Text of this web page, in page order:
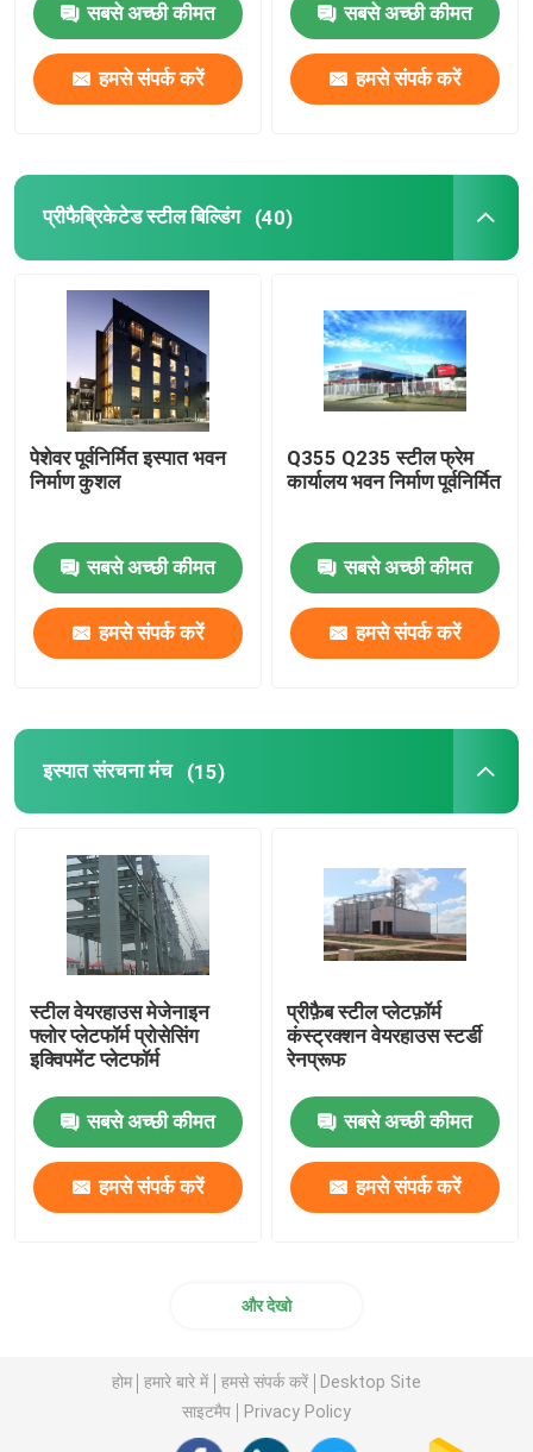
सबसे अच्छी कीमत
हमसे संपर्क करें
सबसे अच्छी कीमत
हमसे संपर्क करें
प्रीफैब्रिकेटेड स्टील बिल्डिंग (40)
पेशेवर पूर्वनिर्मित इस्पात भवन
निर्माण कुशल
सबसे अच्छी कीमत
हमसे संपर्क करें
Q355 Q235 स्टील फ्रेम
कार्यालय भवन निर्माण पूर्वनिर्मित
सबसे अच्छी कीमत
हमसे संपर्क करें
इस्पात संरचना मंच (15)
स्टील वेयरहाउस मेजेनाइन
फ्लोर प्लेटफॉर्म प्रोसेसिंग
इक्विपमेंट प्लेटफॉर्म
सबसे अच्छी कीमत
हमसे संपर्क करें
प्रीफ़ैब स्टील प्लेटफ़ॉर्म
कंस्ट्रक्शन वेयरहाउस स्टर्डी
रेनप्रूफ
सबसे अच्छी कीमत
हमसे संपर्क करें
और देखो
होम हमारे बारे में हमसे संपर्क करें
Desktop Site
साइटमैप
Privacy Policy